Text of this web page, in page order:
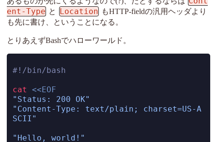
ent-Type と Location もHTTP-fieldの汎用ヘッダより
も先に書け、ということになる。
とりあえずBashでハローワールド。
#!/bin/bash
cat
<<EOF
"Status: 200 OK"
"Content-Type: text/plain; charset=US-A
SCII"
"Hello, world!"